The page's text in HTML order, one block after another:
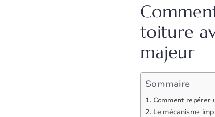
toiture
majeur
Sommaire
Comment repérer
Le mécanisme